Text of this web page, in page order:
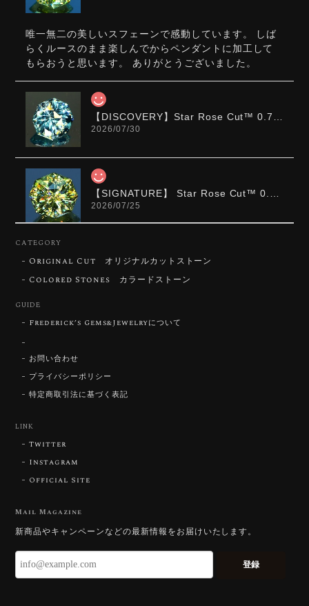
唯一無二の美しいスフェーンで感動しています。 しば
らくルースのまま楽しんでからペンダントに加工して
もらおうと思います。 ありがとうございました。
【DISCOVERY】Star Rose Cut™️ 0.72ct Natural Blue Zircon
2026/07/30
【SIGNATURE】 Star Rose Cut™️ 0.48ct Natural Sphene
2026/07/25
2026/07/23
ずっと待ち望んでいたカットを運よく購入できて嬉し
る不思議なカットだと感じました。強い煌めきだけで
はないスフェーンの新たな一面を知ることができて感
「ウルウルとギラギラを一度に」——まさ
で、そう感じていただけたことがなにより
です。Star Rose Cut™ は中心から外へ広
がる構成で、スフェーン特有の強い分散を
やわらかく受け止めるようにしています。
CATEGORY
Original Cut オリジナルカットストーン
Colored Stones カラードストーン
GUIDE
Frederick’s Gems&Jewelryについて
お問い合わせ
プライバシーポリシー
特定商取引法に基づく表記
LINK
Twitter
Instagram
Official Site
Mail Magazine
新商品やキャンペーンなどの最新情報をお届けいたします。
登録